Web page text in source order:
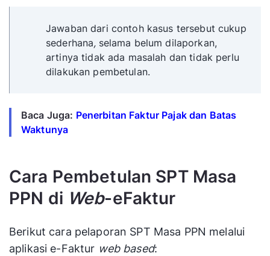
Jawaban dari contoh kasus tersebut cukup
sederhana, selama belum dilaporkan,
artinya tidak ada masalah dan tidak perlu
dilakukan pembetulan.
Baca Juga: Penerbitan Faktur Pajak dan Batas
Waktunya
Cara Pembetulan SPT Masa
PPN di Web-eFaktur
Berikut cara pelaporan SPT Masa PPN melalui
aplikasi e-Faktur web based: